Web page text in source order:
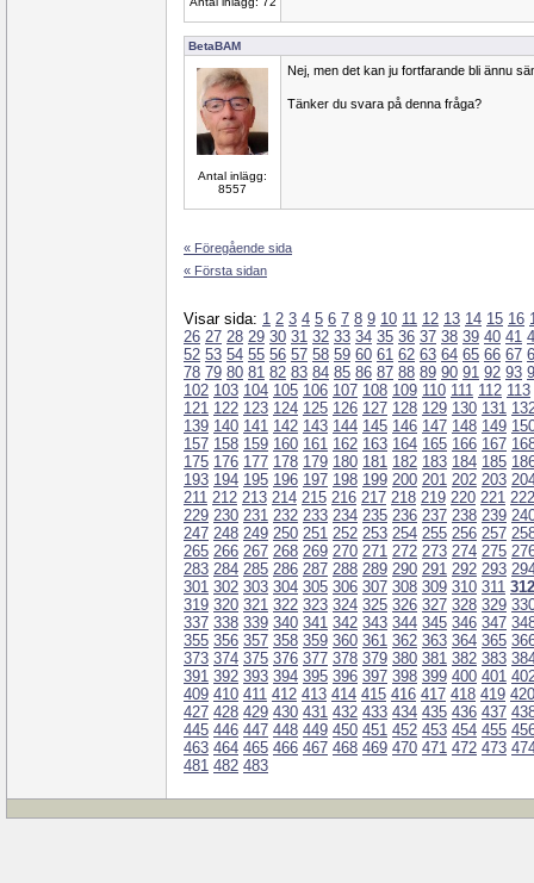
BetaBAM
Antal inlägg:
8557
Nej, men det kan ju fortfarande bli ännu
Tänker du svara på denna fråga?
« Föregående sida
« Första sidan
Visar sida: 1 2 3 4 5 6 7 8 9 10 11 12 13 14 15 16
26 27 28 29 30 31 32 33 34 35 36 37 38 39 40 41
52 53 54 55 56 57 58 59 60 61 62 63 64 65 66 67
78 79 80 81 82 83 84 85 86 87 88 89 90 91 92 93
102 103 104 105 106 107 108 109 110 111 112 113
121 122 123 124 125 126 127 128 129 130 131
139 140 141 142 143 144 145 146 147 148 149
157 158 159 160 161 162 163 164 165 166 167
175 176 177 178 179 180 181 182 183 184 185
193 194 195 196 197 198 199 200 201 202 203
211 212 213 214 215 216 217 218 219 220 221 222
229 230 231 232 233 234 235 236 237 238 239
247 248 249 250 251 252 253 254 255 256 257
265 266 267 268 269 270 271 272 273 274 275
283 284 285 286 287 288 289 290 291 292 293
301 302 303 304 305 306 307 308 309 310 311 312
319 320 321 322 323 324 325 326 327 328 329
337 338 339 340 341 342 343 344 345 346 347
355 356 357 358 359 360 361 362 363 364 365
373 374 375 376 377 378 379 380 381 382 383
391 392 393 394 395 396 397 398 399 400 401
409 410 411 412 413 414 415 416 417 418 419 420
427 428 429 430 431 432 433 434 435 436 437
445 446 447 448 449 450 451 452 453 454 455
463 464 465 466 467 468 469 470 471 472 473
481 482 483